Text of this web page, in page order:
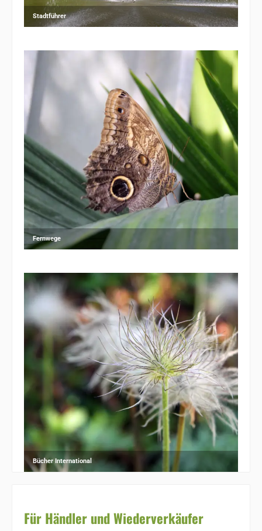
Stadtführer
Fernwege
Bücher International
Für Händler und Wiederverkäufer